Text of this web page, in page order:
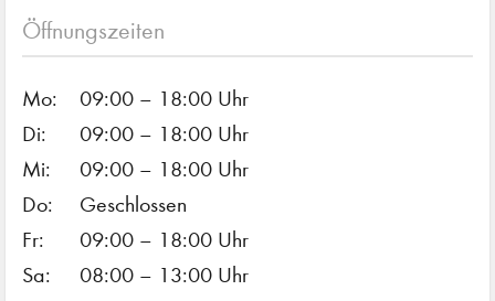
Öffnungszeiten
Mo:
09:00 – 18:00 Uhr
Di:
09:00 – 18:00 Uhr
Mi:
09:00 – 18:00 Uhr
Do:
Geschlossen
Fr:
09:00 – 18:00 Uhr
Sa:
08:00 – 13:00 Uhr